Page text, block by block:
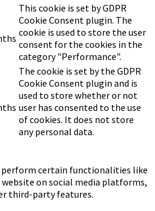
This cookie is set by GDPR
Cookie Consent plugin. The
cookie is used to store the user
consent for the cookies in the
category "Performance".
The cookie is set by the GDPR
Cookie Consent plugin and is
used to store whether or not
user has consented to the use
of cookies. It does not store
any personal data.
certain functionalities like
on social media platforms,
third-party features.